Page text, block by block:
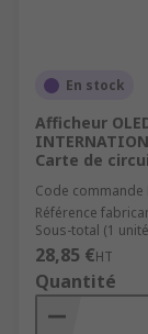
En stock
Afficheur
Carte de
Code commande
Référence
Sous-total (1
28,85 €HT
Quantité